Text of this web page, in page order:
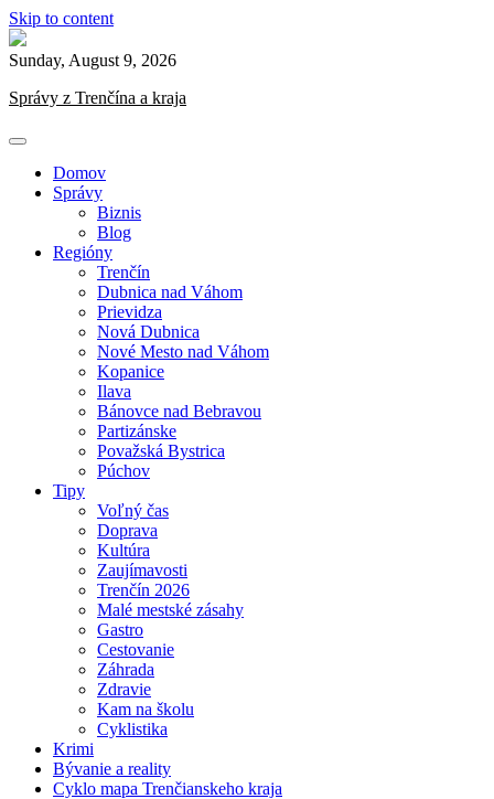
Skip to content
Sunday, August 9, 2026
Správy z Trenčína a kraja
Domov
Správy
Biznis
Blog
Regióny
Trenčín
Dubnica nad Váhom
Prievidza
Nová Dubnica
Nové Mesto nad Váhom
Kopanice
Ilava
Bánovce nad Bebravou
Partizánske
Považská Bystrica
Púchov
Tipy
Voľný čas
Doprava
Kultúra
Zaujímavosti
Trenčín 2026
Malé mestské zásahy
Gastro
Cestovanie
Záhrada
Zdravie
Kam na školu
Cyklistika
Krimi
Bývanie a reality
Cyklo mapa Trenčianskeho kraja